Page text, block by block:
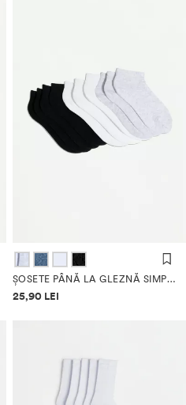
ȘOSETE PÂNĂ LA GLEZNĂ SIMPLE (PACK 10)
Informații despre prețuri
25,90 LEI